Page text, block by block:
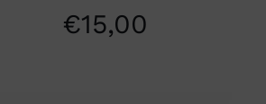
€15,00